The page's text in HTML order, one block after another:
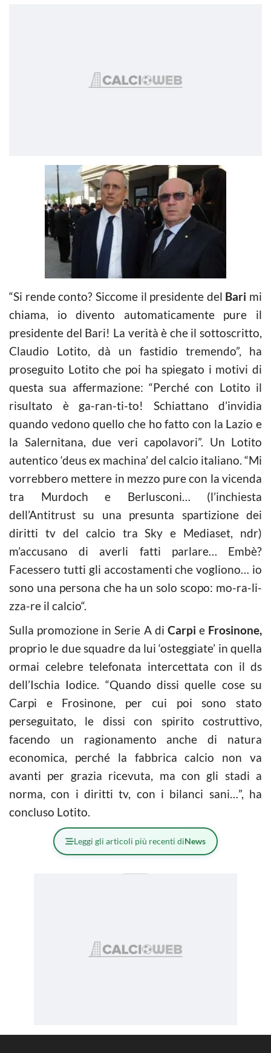
“Si rende conto? Siccome il presidente del Bari mi
chiama, io divento automaticamente pure il
presidente del Bari! La verità è che il sottoscritto,
Claudio Lotito, dà un fastidio tremendo”, ha
proseguito Lotito che poi ha spiegato i motivi di
questa sua affermazione: “Perché con Lotito il
risultato è ga-ran-ti-to! Schiattano d’invidia
quando vedono quello che ho fatto con la Lazio e
la Salernitana, due veri capolavori”. Un Lotito
autentico ‘deus ex machina’ del calcio italiano. “Mi
vorrebbero mettere in mezzo pure con la vicenda
tra Murdoch e Berlusconi… (l’inchiesta
dell’Antitrust su una presunta spartizione dei
diritti tv del calcio tra Sky e Mediaset, ndr)
m’accusano di averli fatti parlare… Embè?
Facessero tutti gli accostamenti che vogliono… io
sono una persona che ha un solo scopo: mo-ra-li-
zza-re il calcio“.
Sulla promozione in Serie A di Carpi e Frosinone,
proprio le due squadre da lui ‘osteggiate’ in quella
ormai celebre telefonata intercettata con il ds
dell’Ischia Iodice. “Quando dissi quelle cose su
Carpi e Frosinone, per cui poi sono stato
perseguitato, le dissi con spirito costruttivo,
facendo un ragionamento anche di natura
economica, perché la fabbricacalcio non va
avanti per grazia ricevuta, ma con gli stadi a
norma, con i diritti tv, con i bilanci sani…”, ha
concluso Lotito.
Leggi gli articoli più recenti diNews